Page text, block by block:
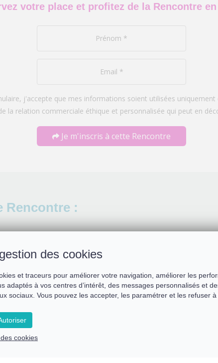
votre place et profitez de la Rencontre
j'accepte que mes informations soient utilisées uniquement
la relation commerciale éthique et personnalisée qui peut en
Je m'inscris à cette Rencontre
Rencontre :
Se souvenir de
Comment
Comment
des cookies
et traceurs pour améliorer votre navigation, améliorer les
adaptés à vos centres d’intérêt, des messages personnalisés et
sociaux. Vous pouvez les accepter, les paramétrer et les refuser à
cookies